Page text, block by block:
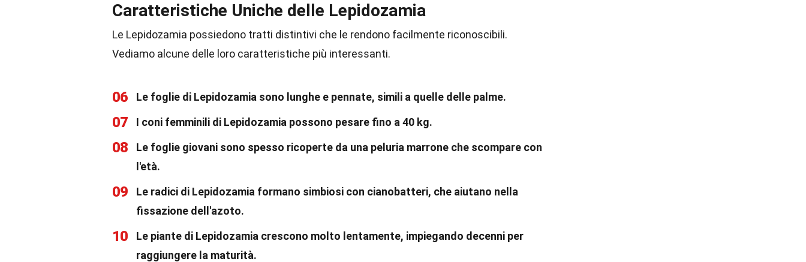
Caratteristiche Uniche delle Lepidozamia
Le Lepidozamia possiedono tratti distintivi che le rendono facilmente riconoscibili.
Vediamo alcune delle loro caratteristiche più interessanti.
06 Le foglie di Lepidozamia sono lunghe e pennate, simili a quelle delle palme.
07 I coni femminili di Lepidozamia possono pesare fino a 40 kg.
08
Le foglie giovani sono spesso ricoperte da una peluria marrone che scompare con
l'età.
09
Le radici di Lepidozamia formano simbiosi con cianobatteri, che aiutano nella
fissazione dell'azoto.
10
Le piante di Lepidozamia crescono molto lentamente, impiegando decenni per
raggiungere la maturità.